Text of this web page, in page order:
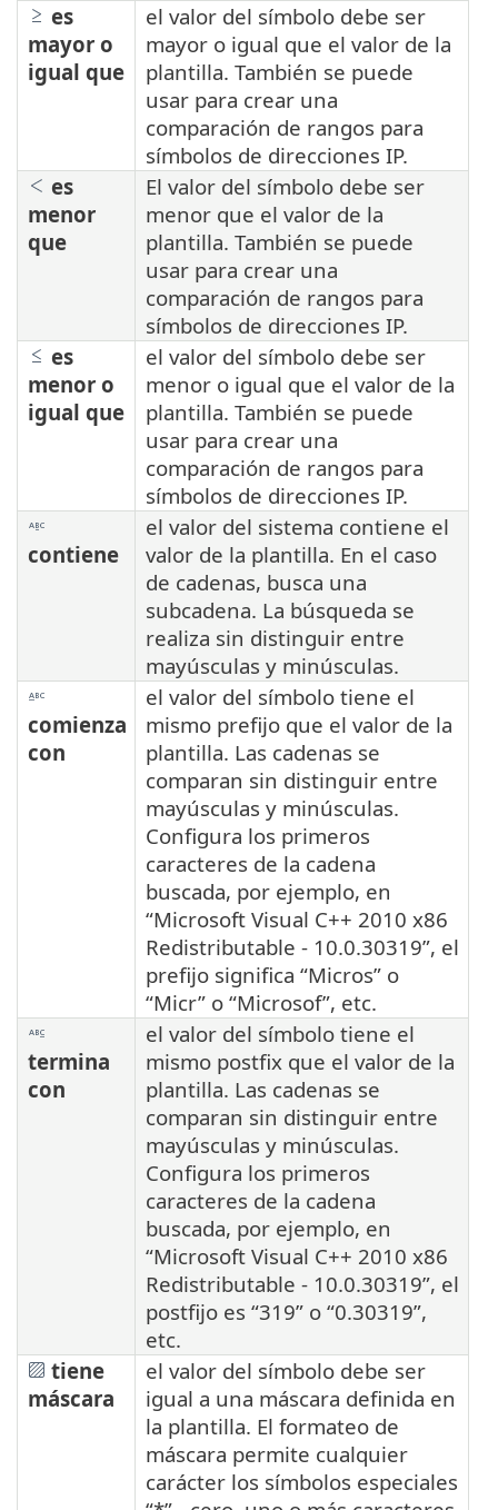
es
mayor o
igual que
el valor del símbolo debe ser
mayor o igual que el valor de la
plantilla. También se puede
usar para crear una
comparación de rangos para
símbolos de direcciones IP.
es
menor
que
El valor del símbolo debe ser
menor que el valor de la
plantilla. También se puede
usar para crear una
comparación de rangos para
símbolos de direcciones IP.
es
menor o
igual que
el valor del símbolo debe ser
menor o igual que el valor de la
plantilla. También se puede
usar para crear una
comparación de rangos para
símbolos de direcciones IP.
contiene
el valor del sistema contiene el
valor de la plantilla. En el caso
de cadenas, busca una
subcadena. La búsqueda se
realiza sin distinguir entre
mayúsculas y minúsculas.
comienza
con
el valor del símbolo tiene el
mismo prefijo que el valor de la
plantilla. Las cadenas se
comparan sin distinguir entre
mayúsculas y minúsculas.
Configura los primeros
caracteres de la cadena
buscada, por ejemplo, en
“Microsoft Visual C++ 2010 x86
Redistributable - 10.0.30319”, el
prefijo significa “Micros” o
“Micr” o “Microsof”, etc.
termina
con
el valor del símbolo tiene el
mismo postfix que el valor de la
plantilla. Las cadenas se
comparan sin distinguir entre
mayúsculas y minúsculas.
Configura los primeros
caracteres de la cadena
buscada, por ejemplo, en
“Microsoft Visual C++ 2010 x86
Redistributable - 10.0.30319”, el
postfijo es “319” o “0.30319”,
etc.
tiene
máscara
el valor del símbolo debe ser
igual a una máscara definida en
la plantilla. El formateo de
máscara permite cualquier
carácter los símbolos especiales